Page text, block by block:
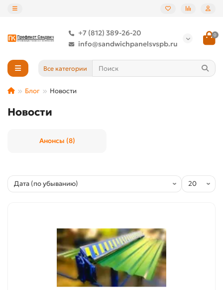
+7 (812) 389-26-20
info@sandwichpanelsvspb.ru
0
Все категории
Блог Новости
Новости
Анонсы (8)